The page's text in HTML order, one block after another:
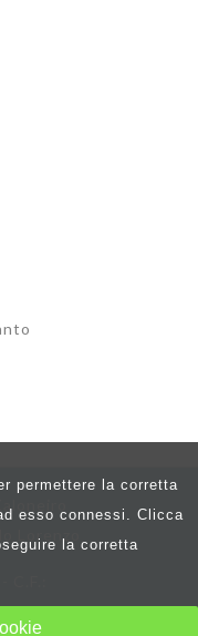
Lorenzo
permettere la corretta
esso connessi. Clicca
la corretta